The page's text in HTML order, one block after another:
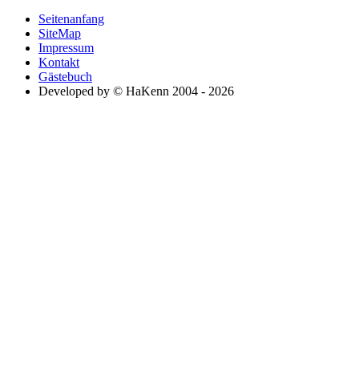
Seitenanfang
SiteMap
Impressum
Kontakt
Gästebuch
Developed by © HaKenn 2004 - 2026